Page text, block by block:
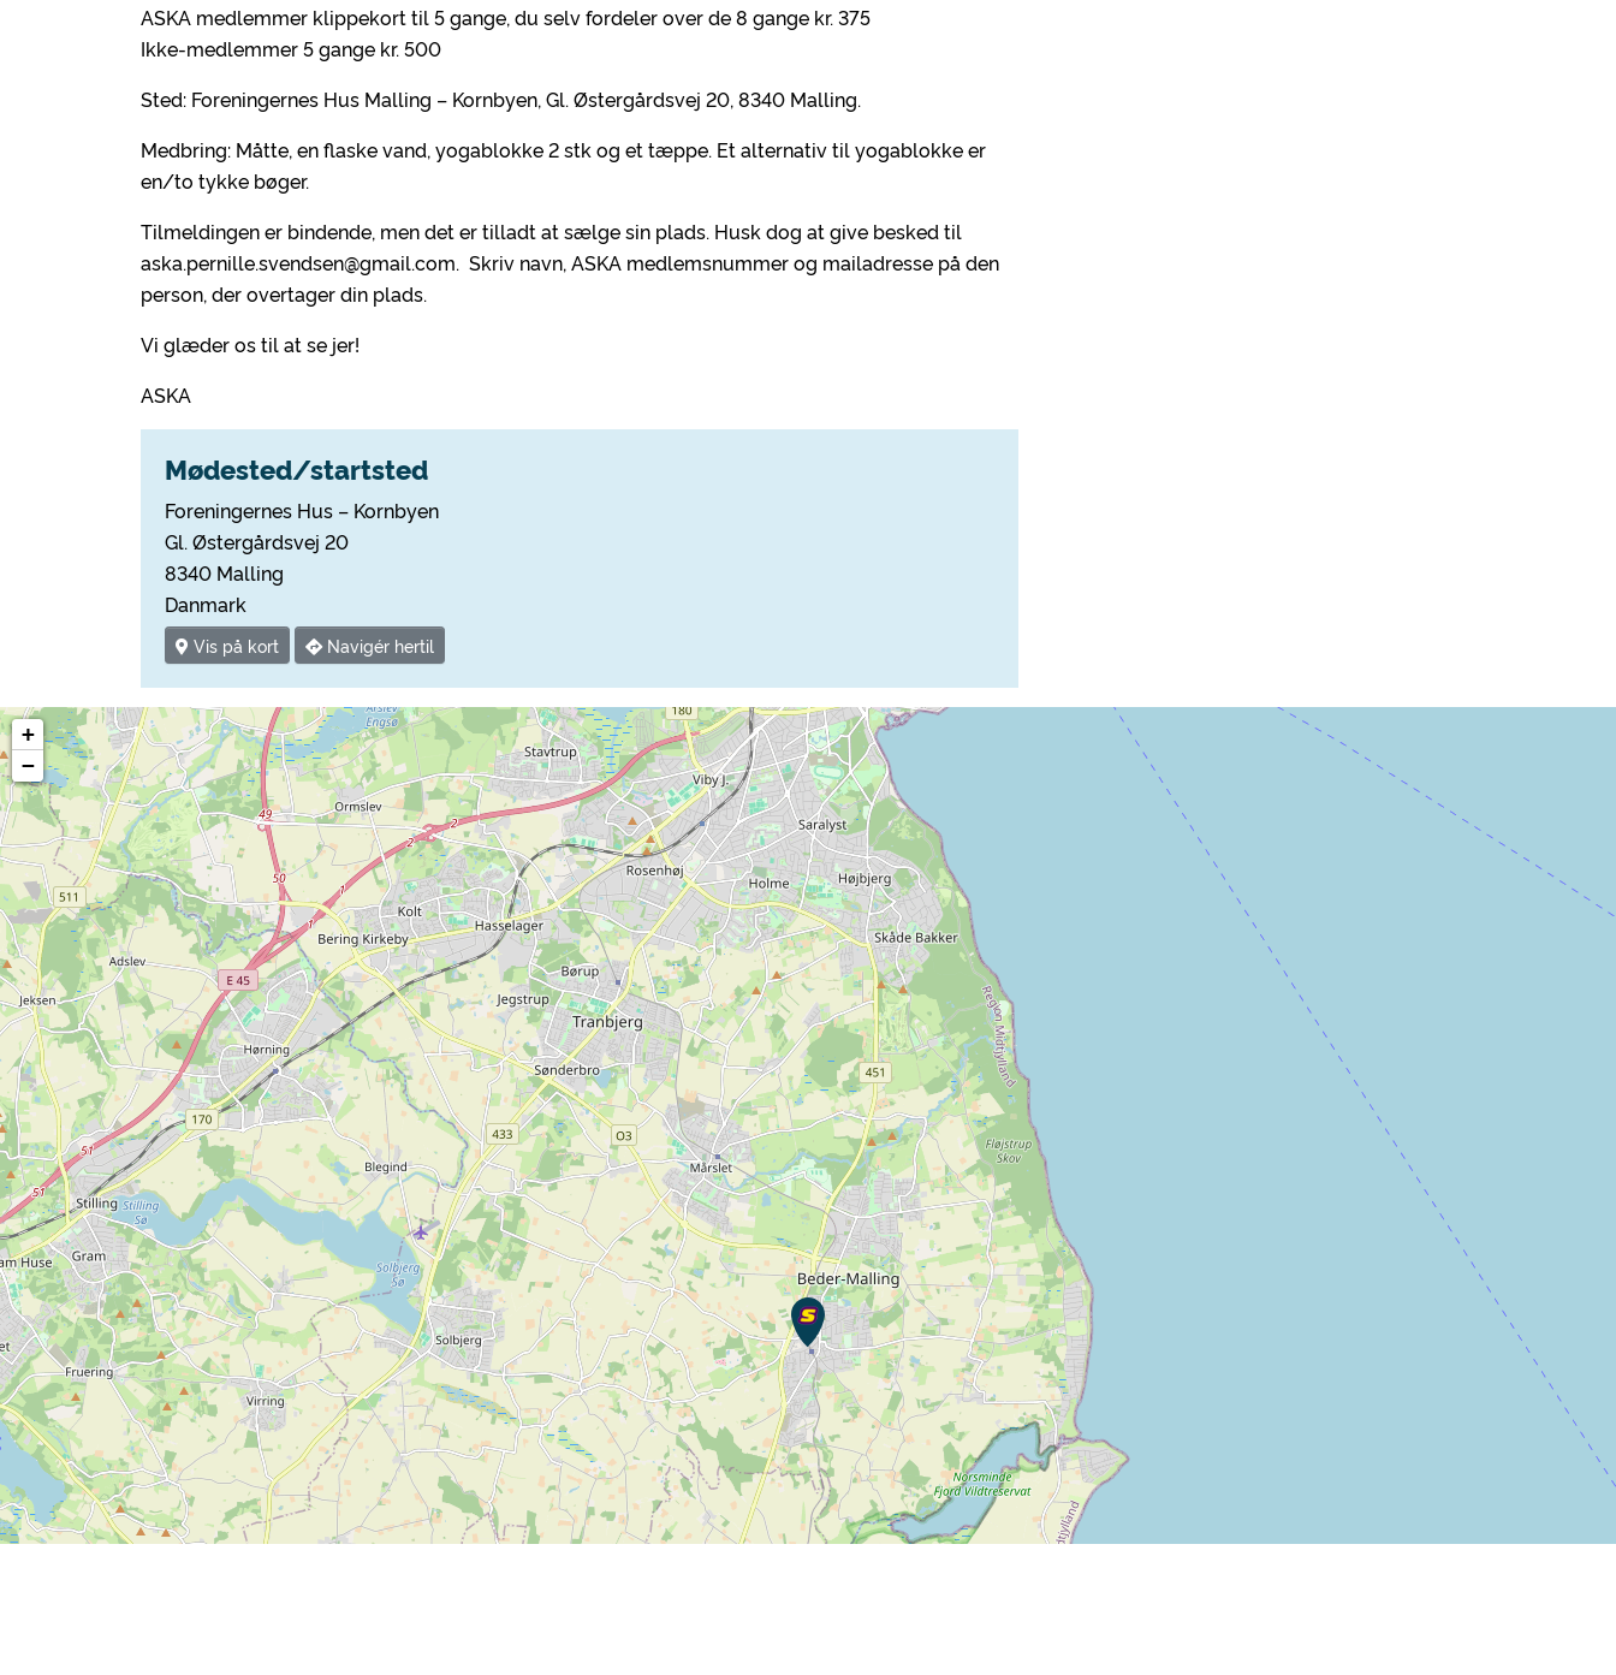
ASKA medlemmer klippekort til 5 gange, du selv fordeler over de 8 gange kr. 375
Ikke-medlemmer 5 gange kr. 500
Sted: Foreningernes Hus Malling – Kornbyen, Gl. Østergårdsvej 20, 8340 Malling.
Medbring: Måtte, en flaske vand, yogablokke 2 stk og et tæppe. Et alternativ til yogablokke er
en/to tykke bøger.
Tilmeldingen er bindende, men det er tilladt at sælge sin plads. Husk dog at give besked til
aska.pernille.svendsen@gmail.com. Skriv navn, ASKA medlemsnummer og mailadresse på den
person, der overtager din plads.
Vi glæder os til at se jer!
ASKA
Mødested/startsted
Foreningernes Hus – Kornbyen
Gl. Østergårdsvej 20
8340 Malling
Danmark
Vis på kort Navigér hertil
+
−